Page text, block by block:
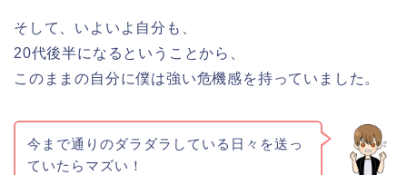
そして、いよいよ自分も、
20代後半になるということから、
このままの自分に僕は強い危機感を持っていました。
今まで通りのダラダラしている日々を送っ
ていたらマズい！